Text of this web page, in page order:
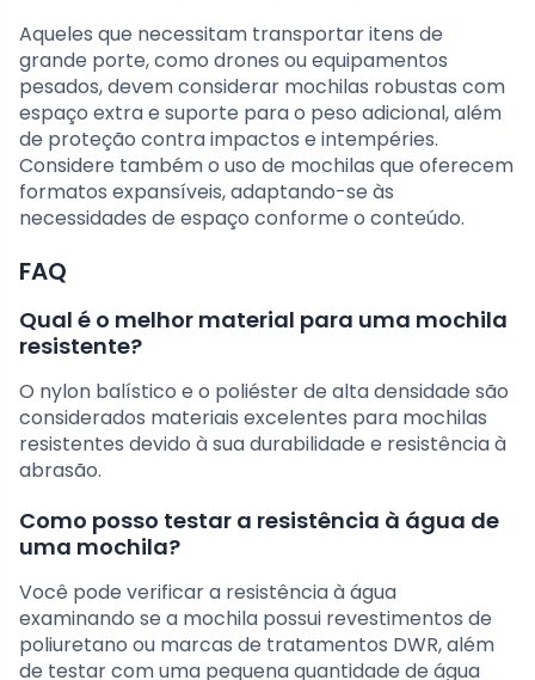
Aqueles que necessitam transportar itens de
grande porte, como drones ou equipamentos
pesados, devem considerar mochilas robustas com
espaço extra e suporte para o peso adicional, além
de proteção contra impactos e intempéries.
Considere também o uso de mochilas que oferecem
formatos expansíveis, adaptando-se às
necessidades de espaço conforme o conteúdo.
FAQ
Qual é o melhor material para uma mochila
resistente?
O nylon balístico e o poliéster de alta densidade são
considerados materiais excelentes para mochilas
resistentes devido à sua durabilidade e resistência à
abrasão.
Como posso testar a resistência à água de
uma mochila?
Você pode verificar a resistência à água
examinando se a mochila possui revestimentos de
poliuretano ou marcas de tratamentos DWR, além
de testar com uma pequena quantidade de água